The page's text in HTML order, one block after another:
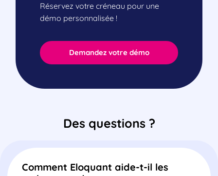
Demandez votre démo
Réservez votre créneau pour une
démo personnalisée !
Des questions ?
Comment Eloquant aide-t-il les